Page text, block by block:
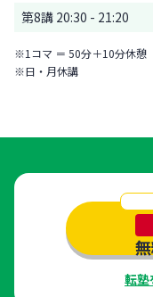
第8講 20:30 - 21:20
※1コマ ＝ 50分＋10分休憩
※日・月休講
転塾